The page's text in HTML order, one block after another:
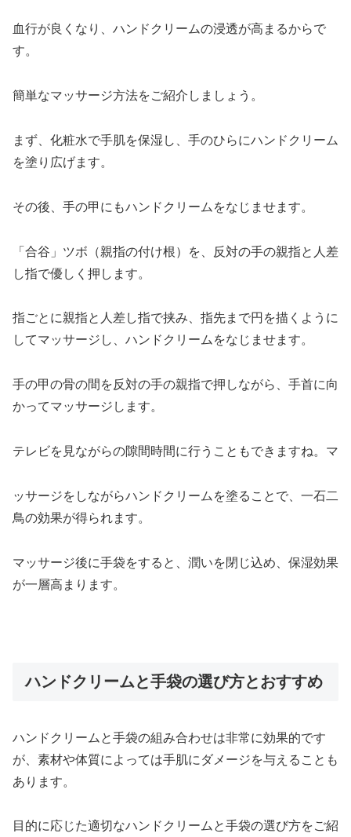
血行が良くなり、ハンドクリームの浸透が高まるからで
す。
簡単なマッサージ方法をご紹介しましょう。
まず、化粧水で手肌を保湿し、手のひらにハンドクリーム
を塗り広げます。
その後、手の甲にもハンドクリームをなじませます。
「合谷」ツボ（親指の付け根）を、反対の手の親指と人差
し指で優しく押します。
指ごとに親指と人差し指で挟み、指先まで円を描くように
してマッサージし、ハンドクリームをなじませます。
手の甲の骨の間を反対の手の親指で押しながら、手首に向
かってマッサージします。
テレビを見ながらの隙間時間に行うこともできますね。マ
ッサージをしながらハンドクリームを塗ることで、一石二
鳥の効果が得られます。
マッサージ後に手袋をすると、潤いを閉じ込め、保湿効果
が一層高まります。
ハンドクリームと手袋の選び方とおすすめ
ハンドクリームと手袋の組み合わせは非常に効果的です
が、素材や体質によっては手肌にダメージを与えることも
あります。
目的に応じた適切なハンドクリームと手袋の選び方をご紹